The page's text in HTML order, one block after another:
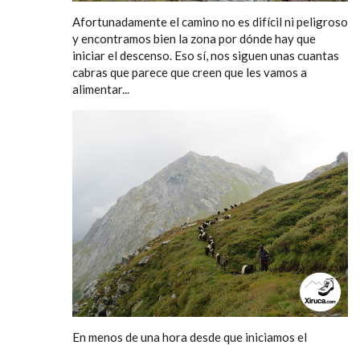
Afortunadamente el camino no es difícil ni peligroso
y encontramos bien la zona por dónde hay que
iniciar el descenso. Eso sí, nos siguen unas cuantas
cabras que parece que creen que les vamos a
alimentar...
En menos de una hora desde que iniciamos el